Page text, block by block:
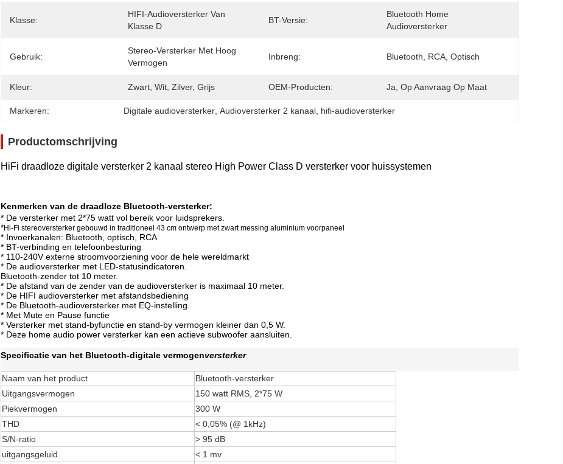
Klasse:
HIFI-Audioversterker Van
Klasse D
BT-Versie:
Bluetooth Home
Audioversterker
Gebruik:
Stereo-Versterker Met Hoog
Vermogen
Inbreng: Bluetooth, RCA, Optisch
Kleur: Zwart, Wit, Zilver, Grijs OEM-Producten: Ja, Op Aanvraag Op Maat
Markeren: Digitale audioversterker , Audioversterker 2 kanaal hifi-audioversterker
Productomschrijving
HiFi draadloze digitale versterker 2 kanaal stereo High Power Class D versterker voor huissystemen
Kenmerken van de draadloze Bluetooth-versterker:
* De versterker met 2*75 watt vol bereik voor luidsprekers.
*Hi-Fi stereoversterker gebouwd in traditioneel 43 cm ontwerp met zwart messing aluminium voorpaneel
* Invoerkanalen: Bluetooth, optisch, RCA
* BT-verbinding en telefoonbesturing
* 110-240V externe stroomvoorziening voor de hele wereldmarkt
* De audioversterker met LED-statusindicatoren.
Bluetooth-zender tot 10 meter.
* De afstand van de zender van de audioversterker is maximaal 10 meter.
* De HIFI audioversterker met afstandsbediening
* De Bluetooth-audioversterker met EQ-instelling.
* Met Mute en Pause functie
* Versterker met stand-byfunctie en stand-by vermogen kleiner dan 0,5 W.
* Deze home audio power versterker kan een actieve subwoofer aansluiten.
Specificatie van het Bluetooth-digitale vermogenversterker
Naam van het product
Bluetooth-versterker
Uitgangsvermogen
150 watt RMS, 2*75 W
Piekvermogen
300 W
THD
< 0,05% (@ 1kHz)
S/N-ratio
> 95 dB
uitgangsgeluid
< 1 mv